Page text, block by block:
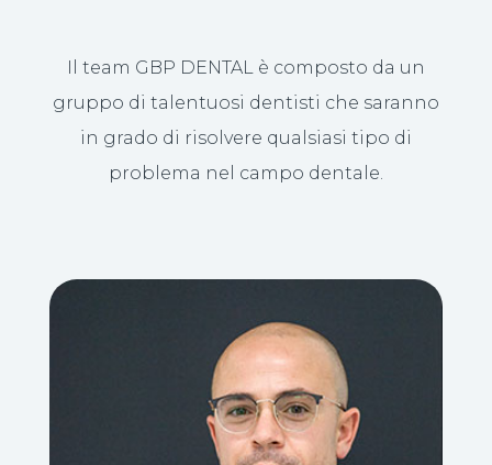
Il team GBP DENTAL è composto da un
gruppo di talentuosi dentisti che saranno
in grado di risolvere qualsiasi tipo di
problema nel campo dentale.